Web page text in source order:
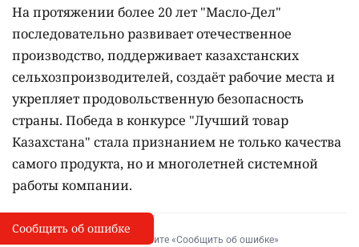
На протяжении более 20 лет "Масло-Дел"
последовательно развивает отечественное
производство, поддерживает казахстанских
сельхозпроизводителей, создаёт рабочие места и
укрепляет продовольственную безопасность
страны. Победа в конкурсе "Лучший товар
Казахстана" стала признанием не только качества
самого продукта, но и многолетней системной
работы компании.
I
Сообщить об опечатке
Выделите фрагмент и нажмите «Сообщить об ошибке»
Сообщить об ошибке